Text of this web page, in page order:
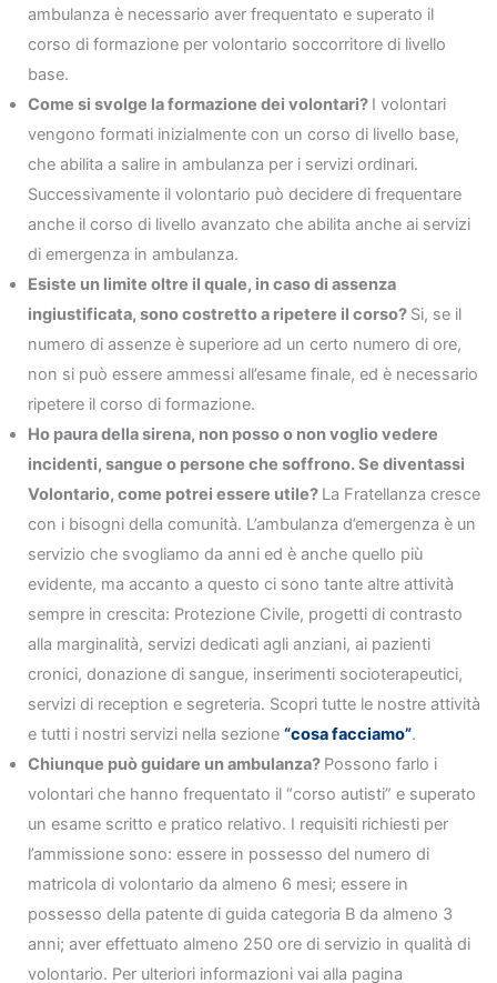
ambulanza è necessario aver frequentato e superato il
corso di formazione per volontario soccorritore di livello
base.
Come si svolge la formazione dei volontari? I volontari
vengono formati inizialmente con un corso di livello base,
che abilita a salire in ambulanza per i servizi ordinari.
Successivamente il volontario può decidere di frequentare
anche il corso di livello avanzato che abilita anche ai servizi
di emergenza in ambulanza.
Esiste un limite oltre il quale, in caso di assenza
ingiustificata, sono costretto a ripetere il corso? Si, se il
numero di assenze è superiore ad un certo numero di ore,
non si può essere ammessi all’esame finale, ed è necessario
ripetere il corso di formazione.
Ho paura della sirena, non posso o non voglio vedere
incidenti, sangue o persone che soffrono. Se diventassi
Volontario, come potrei essere utile? La Fratellanza cresce
con i bisogni della comunità. L’ambulanza d’emergenza è un
servizio che svogliamo da anni ed è anche quello più
evidente, ma accanto a questo ci sono tante altre attività
sempre in crescita: Protezione Civile, progetti di contrasto
alla marginalità, servizi dedicati agli anziani, ai pazienti
cronici, donazione di sangue, inserimenti socioterapeutici,
servizi di reception e segreteria. Scopri tutte le nostre attività
e tutti i nostri servizi nella sezione “cosa facciamo”.
Chiunque può guidare un ambulanza? Possono farlo i
volontari che hanno frequentato il “corso autisti” e superato
un esame scritto e pratico relativo. I requisiti richiesti per
l’ammissione sono: essere in possesso del numero di
matricola di volontario da almeno 6 mesi; essere in
possesso della patente di guida categoria B da almeno 3
anni; aver effettuato almeno 250 ore di servizio in qualità di
volontario. Per ulteriori informazioni vai alla pagina